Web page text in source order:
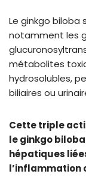
Le ginkgo biloba
notamment les
métabolites
hydrosolubles,
biliaires ou
Cette triple
le ginkgo
hépatiques
l’inflammation